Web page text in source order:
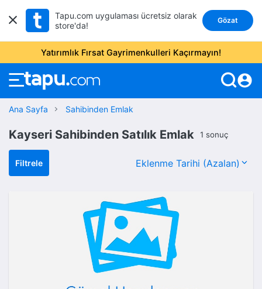
Tapu.com uygulaması ücretsiz olarak
store'da!
Gözat
Yatırımlık Fırsat Gayrimenkulleri Kaçırmayın!
account_circle
Ana Sayfa Sahibinden Emlak
Kayseri Sahibinden Satılık Emlak 1 sonuç
Filtrele